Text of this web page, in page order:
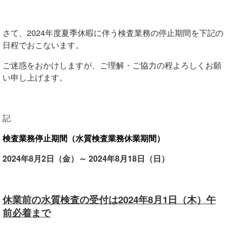
さて、2024年度夏季休暇に伴う検査業務の停止期間を下記の
日程でおこないます。
ご迷惑をおかけしますが、ご理解・ご協力の程よろしくお願
い申し上げます。
記
検査業務停止期間（水質検査業務休業期間）
2024年8月2日（金）～ 2024年8月18日（日）
休業前の水質検査の受付は2024年8月1日（木）午
前必着まで